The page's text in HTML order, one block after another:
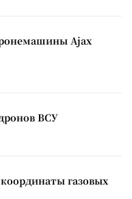
Ajax
ВСУ
газовых